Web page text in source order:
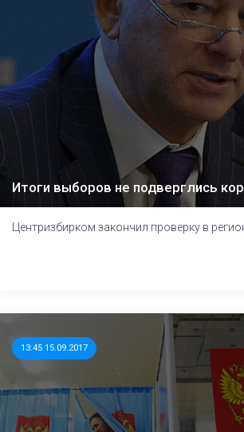
Итоги выборов не подверглись
Центризбирком закончил проверку в
13:45 15.09.2017